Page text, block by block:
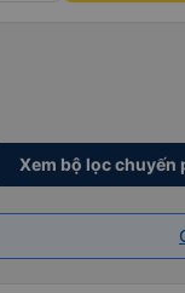
Xem bộ lọc chuyến